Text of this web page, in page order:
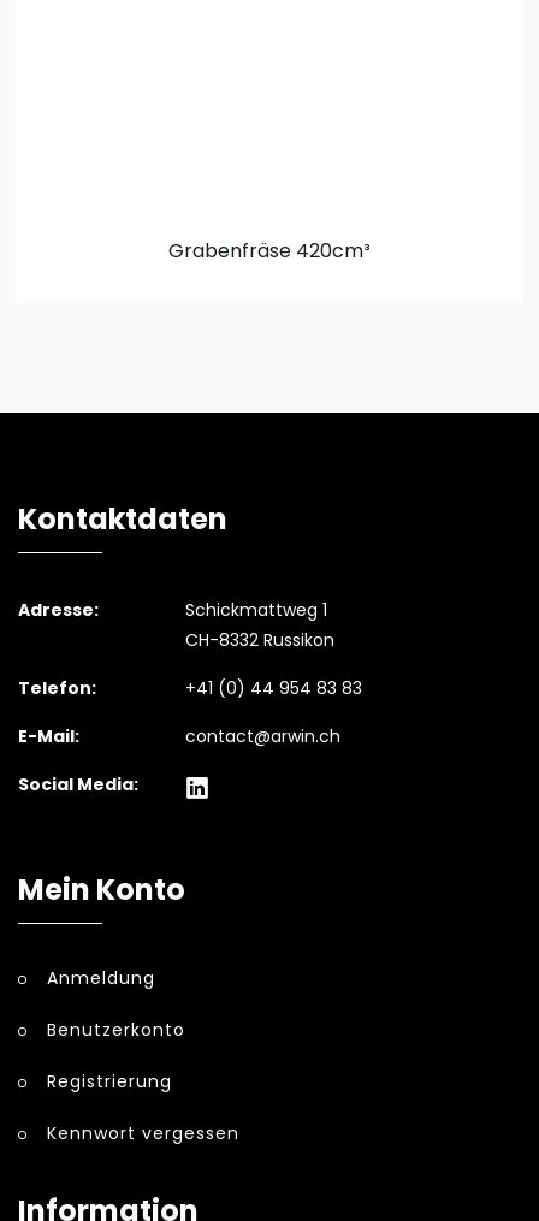
Grabenfräse 420cm³
Kontaktdaten
Adresse:
Schickmattweg 1
CH-8332 Russikon
Telefon:
+41 (0) 44 954 83 83
E-Mail:
contact@arwin.ch
Social Media:
Mein Konto
Anmeldung
Benutzerkonto
Registrierung
Kennwort vergessen
Information